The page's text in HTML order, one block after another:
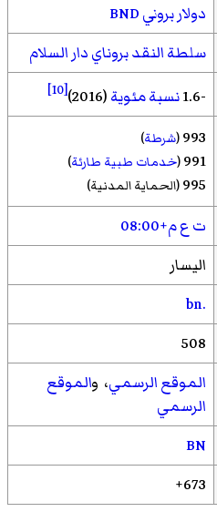
دولار برونيBND
سلطة النقد بروناي دار السلام
-1.6 نسبة مئوية(2016)
[10]
993
(شرطة)
991
(خدمات طبية طارئة)
995(الحماية المدنية)
ت ع م+08:00
اليسار
.bn
508
الموقع الرسمي، والموقع
الرسمي
BN
673+